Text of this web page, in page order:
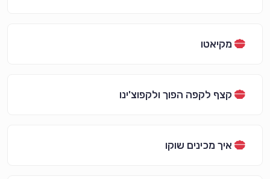
מקיאטו
קצף לקפה הפוך ולקפוצ'ינו
איך מכינים שוקו